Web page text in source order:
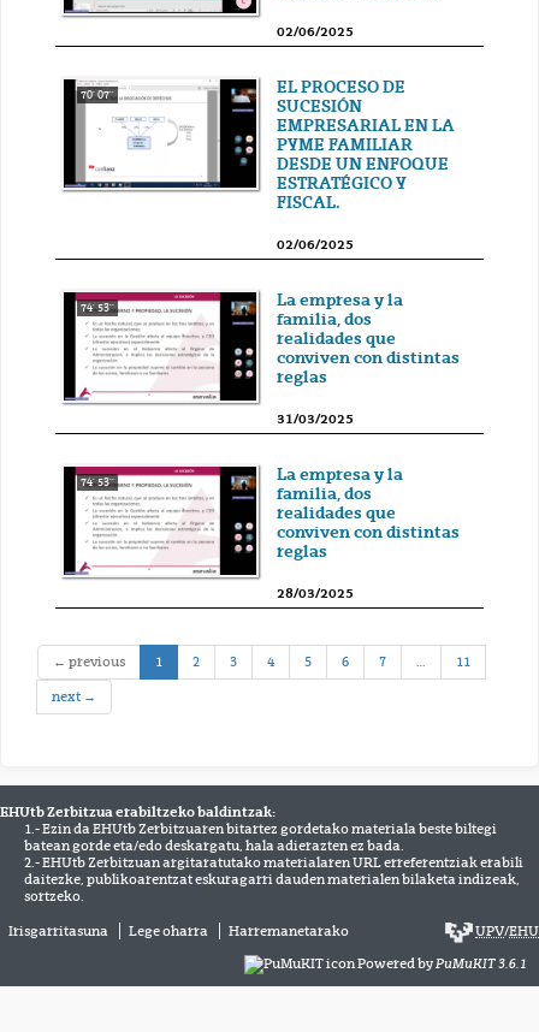
02/06/2025
70' 07''
EL PROCESO DE
SUCESIÓN
EMPRESARIAL EN LA
PYME FAMILIAR
DESDE UN ENFOQUE
ESTRATÉGICO Y
FISCAL.
02/06/2025
74' 53''
La empresa y la
familia, dos
realidades que
conviven con distintas
reglas
31/03/2025
74' 53''
La empresa y la
familia, dos
realidades que
conviven con distintas
reglas
28/03/2025
← previous 1 (current)
2 3 4 5 6 7 … 11
next →
EHUtb Zerbitzua erabiltzeko baldintzak:
1.- Ezin da EHUtb Zerbitzuaren bitartez gordetako materiala beste biltegi
batean gorde eta/edo deskargatu, hala adierazten ez bada.
2.- EHUtb Zerbitzuan argitaratutako materialaren URL erreferentziak erabili
daitezke, publikoarentzat eskuragarri dauden materialen bilaketa indizeak,
sortzeko.
Irisgarritasuna Lege oharra Harremanetarako UPV/EHU
Powered byPuMuKIT 3.6.1